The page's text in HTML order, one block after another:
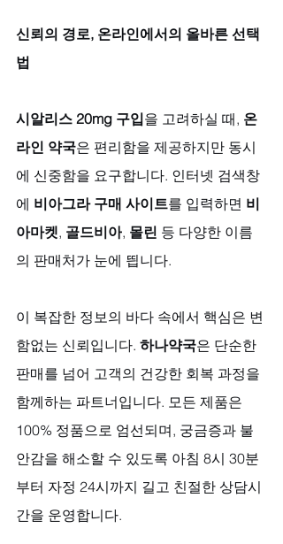
신뢰의 경로, 온라인에서의 올바른 선택
법
시알리스 20mg 구입을 고려하실 때, 온
라인 약국은 편리함을 제공하지만 동시
에 신중함을 요구합니다. 인터넷 검색창
에 비아그라 구매 사이트를 입력하면 비
아마켓, 골드비아, 몰린 등 다양한 이름
의 판매처가 눈에 띕니다.
이 복잡한 정보의 바다 속에서 핵심은 변
함없는 신뢰입니다. 하나약국은 단순한
판매를 넘어 고객의 건강한 회복 과정을
함께하는 파트너입니다. 모든 제품은
100% 정품으로 엄선되며, 궁금증과 불
안감을 해소할 수 있도록 아침 8시 30분
부터 자정 24시까지 길고 친절한 상담시
간을 운영합니다.